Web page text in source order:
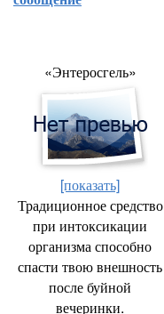
«Энтеросгель»
[показать]
Традиционное средство
при интоксикации
организма способно
спасти твою внешность
после буйной
вечеринки.